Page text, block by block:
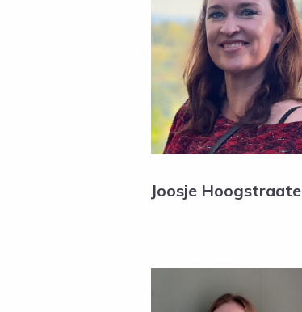
Joosje Hoogstraate